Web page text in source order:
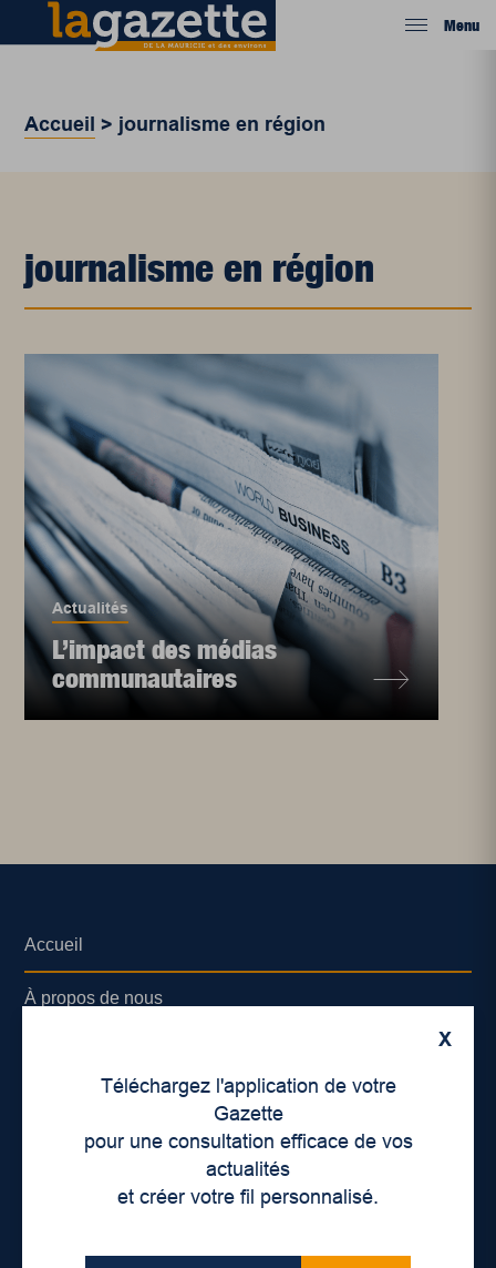
Menu
Accueil > journalisme en région
journalisme en région
Actualités
L’impact des médias
communautaires
X
Téléchargez l'application de votre
Gazette
pour une consultation efficace de vos
actualités
et créer votre fil personnalisé.
Accueil
À propos de nous
Lieux de distribution